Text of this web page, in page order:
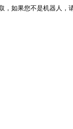
您不是机器人，请